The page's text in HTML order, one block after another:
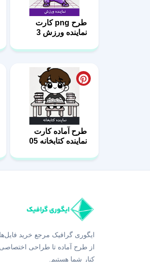
طرح png کارت
نماینده ورزش 3
طرح آماده کارت
نماینده کتابخانه 05
ایگوری گرافیک مرجع خرید
از طرح آماده تا طراحی
کنار شما هستیم.